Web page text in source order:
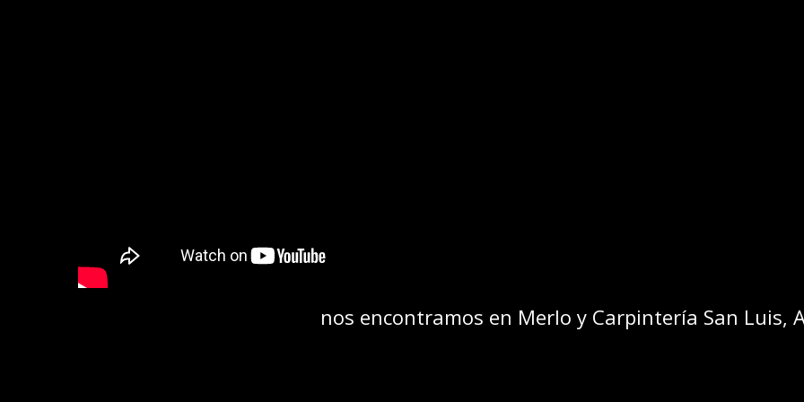
nos encontramos en Merlo y Carpintería San Luis,